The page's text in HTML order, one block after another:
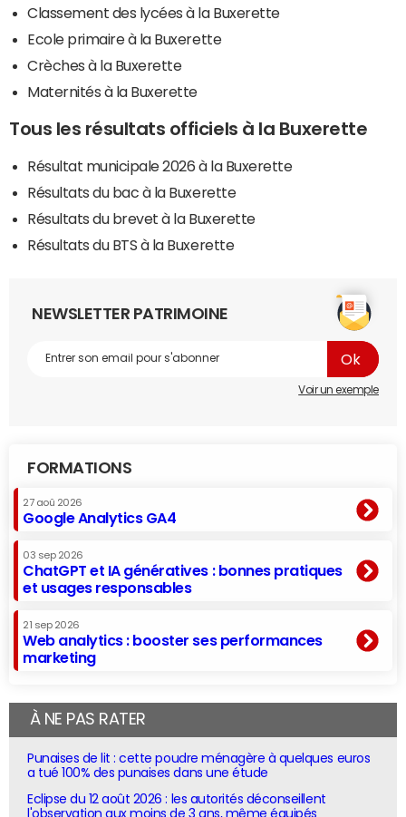
Classement des lycées à la Buxerette
Ecole primaire à la Buxerette
Crèches à la Buxerette
Maternités à la Buxerette
Tous les résultats officiels à la Buxerette
Résultat municipale 2026 à la Buxerette
Résultats du bac à la Buxerette
Résultats du brevet à la Buxerette
Résultats du BTS à la Buxerette
NEWSLETTER PATRIMOINE
Voir un exemple
FORMATIONS
27 aoû 2026
Google Analytics GA4
03 sep 2026
ChatGPT et IA génératives : bonnes pratiques
et usages responsables
21 sep 2026
Web analytics : booster ses performances
marketing
À NE PAS RATER
Punaises de lit : cette poudre ménagère à quelques euros
a tué 100% des punaises dans une étude
Eclipse du 12 août 2026 : les autorités déconseillent
l'observation aux moins de 3 ans, même équipés